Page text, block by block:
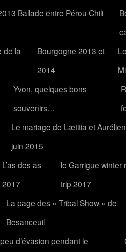
Ballade entre Pérou Chili
de la
Bourgogne 2013 et
2014
Yvon, quelques bons
souvenirs…
Le mariage de Lætitia et
juin 2015
L’as des as
2017
le Garrigue winter
trip 2017
La page des « Tribal Show » de
Besanceuil
d’évasion pendant le